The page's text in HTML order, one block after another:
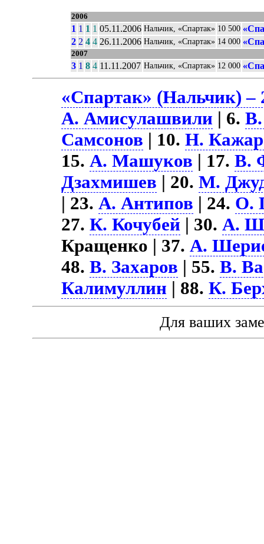
2006
1 1 1 1 05.11.2006 Нальчик, «Спартак» 10 500
2 2 4 4 26.11.2006 Нальчик, «Спартак» 14 000
2007
3 1 8 4 11.11.2007 Нальчик, «Спартак» 12 000
«Спартак» (Нальчик) –
А. Амисулашвили | 6.
Самсонов | 10.Н.
15.А. Машуков | 17.В.
Дзахмишев | 20.М.
| 23.А. Антипов | 24. О.
27.К. Кочубей | 30.А.
Кращенко | 37.А.
48.В. Захаров | 55.В.
Калимуллин | 88.К.
Для ваших